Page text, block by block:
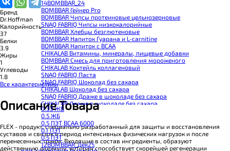
14BOMBBAR_24
BOMBBAR Гейнер Pro
BOMBBAR Чипсы протеиновые цельнозерновые
SNAQ FABRIQ Чипсы низкокалорийные
BOMBBAR Хлебцы безглютеновые
BOMBBAR Напиток Гуарана и L-carnitine
BOMBBAR Напиток с BCAA
CHIKALAB Витамины, минералы, пищевые добавки
BOMBBAR Смесь для приготовления мороженого
CHIKALAB Коктейль коллагеновый
SNAQ FABRIQ Паста
SNAQ FABRIQ Шоколад без сахара
CHIKALAB Шоколад без сахара
SNAQ FABRIQ Драже в шоколаде без сахара
CHIKALAB Драже в шоколаде без сахара
BOMBBAR Каша овсяная с белком
BOMBBAR Джем низкокалорийный
BOMBBAR Сахарозаменитель
BOMBBAR Паста
CHIKALAB Паста
CHIKALAB Смеси для выпечки
0.33 ЖБ
0.5 ЖБ
0.5 ПЭТ ВСАА 6000
0.1 ПЭТ
0.5 ПЭТ
12BOMBBAR_Дек25
Бренд
Dr.Hoffman
Калорийность
37
Белки
3.9
Жиры
1
Углеводы
1.8
Все характеристики
Описание Товара
FLEX - продукт, специально разработанный для защиты и восстановления
суставов и связок в период интенсивных физических нагрузок и после
перенесенных травм. Входящие в состав ингредиенты, образуют
действенную формулу, которая способствует скорейшей регенерации